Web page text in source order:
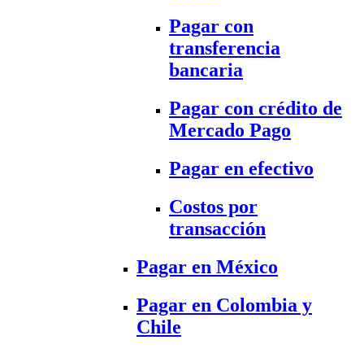
Pagar con
transferencia
bancaria
Pagar con crédito de
Mercado Pago
Pagar en efectivo
Costos por
transacción
Pagar en México
Pagar en Colombia y
Chile